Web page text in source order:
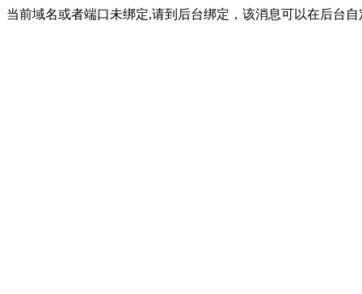
当前域名或者端口未绑定,请到后台绑定，该消息可以在后台自